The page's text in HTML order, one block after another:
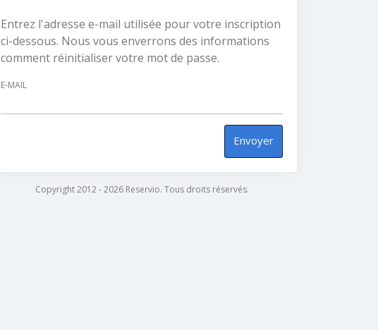
Entrez l'adresse e-mail utilisée pour votre inscription
ci-dessous. Nous vous enverrons des informations
comment réinitialiser votre mot de passe.
E-MAIL
Envoyer
Copyright 2012 - 2026 Reservio. Tous droits réservés.